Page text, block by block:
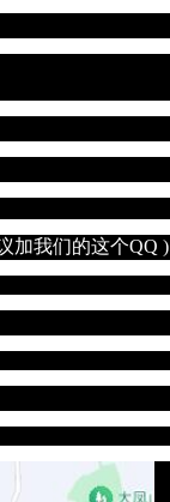
加我们的这个QQ )